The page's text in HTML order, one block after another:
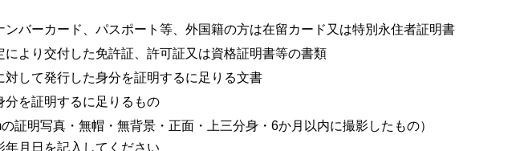
ンバーカード、パスポート等、外国籍の方は在留カード又は特別永住者証明書
により交付した免許証、許可証又は資格証明書等の書類
対して発行した身分を証明するに足りる文書
分を証明するに足りるもの
証明写真・無帽・無背景・正面・上三分身・6か月以内に撮影したもの）
年月日を記入してください